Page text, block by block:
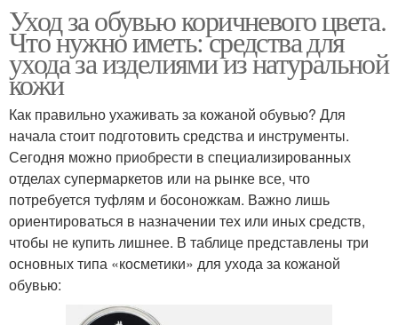
Уход за обувью коричневого цвета.
Что нужно иметь: средства для
ухода за изделиями из натуральной
кожи
Как правильно ухаживать за кожаной обувью? Для
начала стоит подготовить средства и инструменты.
Сегодня можно приобрести в специализированных
отделах супермаркетов или на рынке все, что
потребуется туфлям и босоножкам. Важно лишь
ориентироваться в назначении тех или иных средств,
чтобы не купить лишнее. В таблице представлены три
основных типа «косметики» для ухода за кожаной
обувью: